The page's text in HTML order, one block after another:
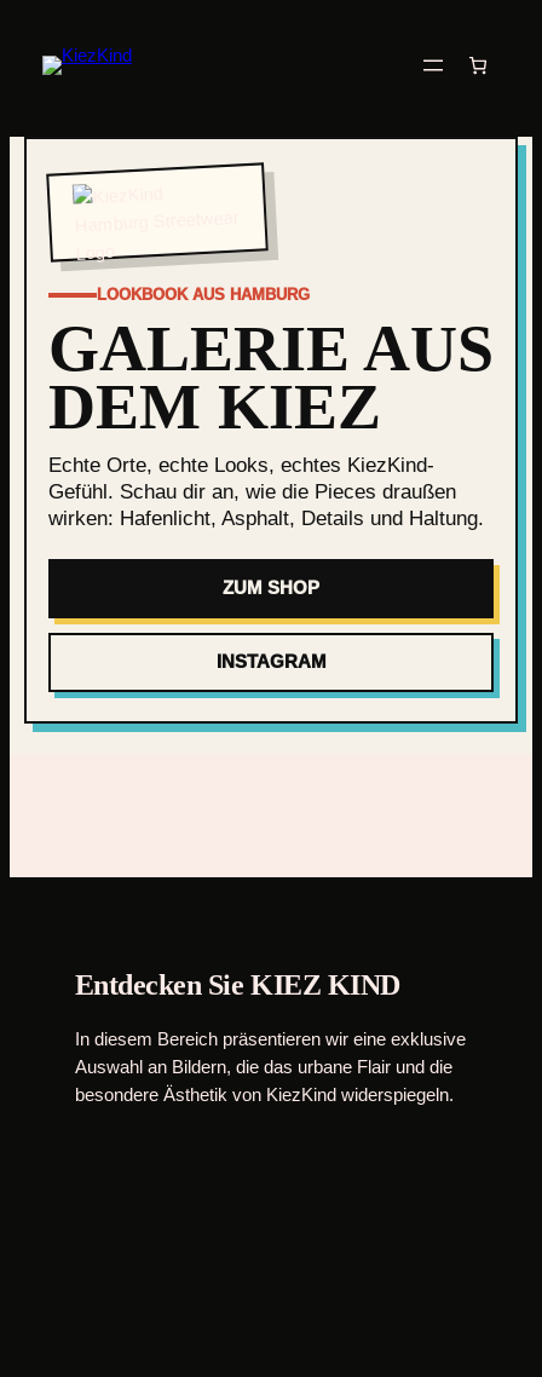
springen
LOOKBOOK AUS HAMBURG
GALERIE AUS
DEM KIEZ
Echte Orte, echte Looks, echtes KiezKind-
Gefühl. Schau dir an, wie die Pieces draußen
wirken: Hafenlicht, Asphalt, Details und Haltung.
ZUM SHOP
INSTAGRAM
Entdecken Sie KIEZ KIND
In diesem Bereich präsentieren wir eine exklusive
Auswahl an Bildern, die das urbane Flair und die
besondere Ästhetik von KiezKind widerspiegeln.